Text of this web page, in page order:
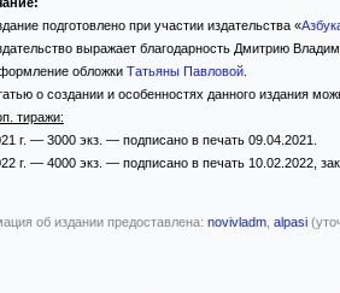
подготовлено при участии издательства «
выражает благодарность Дмитрию
обложки Татьяны Павловой.
о создании и особенностях данного издания
тиражи:
г. — 3000 экз. — подписано в печать 09.04.2021.
г. — 4000 экз. — подписано в печать 10.02.2022,
об издании предоставлена: novivladm alpasi